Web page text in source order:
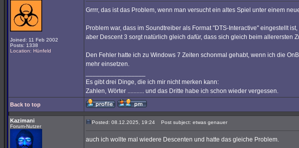
Joined: 11 Feb 2002
Posts: 1338
Location: Hünfeld
Grrrr, das ist das Problem, wenn man versucht ein altes Spiel unter einem
Problem war, dass im Soundtreiber als Format "DTS-Interactive" eingestellt
aber Descent 3 sorgt natürlich gleich dafür, dass sich gleich beim allerersten
Den Fehler hatte ich zu Windows 7 Zeiten schonmal gehabt, wenn ich die
mehr einsetzen.
Es gibt drei Dinge, die ich mir nicht merken kann:
Zahlen, Wörter ........... und das Dritte habe ich schon wieder vergessen.
Back to top
Kazimani
Forum-Nutzer
Posted: 08.12.2025, 19:24 Post subject: etwas genauer
auch ich wollte mal wiedere Descenten und hatte das gleiche Problem.